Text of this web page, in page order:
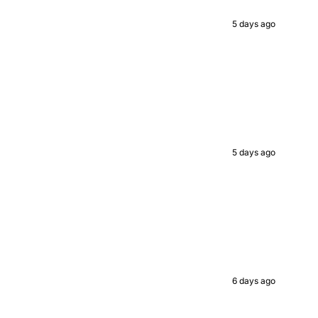
5 days ago
5 days ago
6 days ago